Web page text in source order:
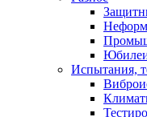
Испытания,